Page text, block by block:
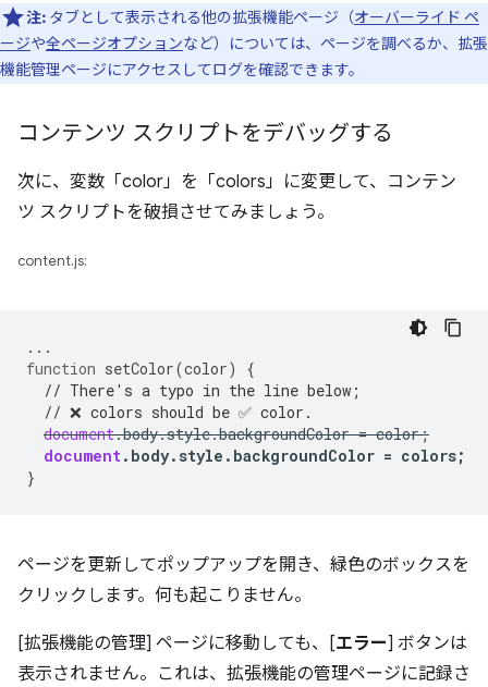
注: タブとして表示される他の拡張機能ページ（オーバーライド ペ
ージや全ページオプションなど）については、ページを調べるか、拡張
機能管理ページにアクセスしてログを確認できます。
コンテンツ スクリプトをデバッグする
次に、変数「color」を「colors」に変更して、コンテン
ツ スクリプトを破損させてみましょう。
content.js:
...
function setColor(color)
{
// There's a typo in the line below;
// ❌ colors should be ✅ color.
document.body.style.backgroundColor = color;
document. body. style . backgroundColor = colors;
}
ページを更新してポップアップを開き、緑色のボックスを
クリックします。何も起こりません。
[拡張機能の管理] ページに移動しても、[エラー] ボタンは
表示されません。これは、拡張機能の管理ページに記録さ